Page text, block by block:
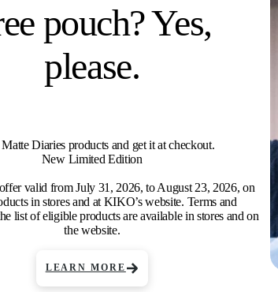
pouch? Yes,
please.
Diaries products and get it at checkout.
New Limited Edition
valid from July 31, 2026, to August 23, 2026, on
in stores and at KIKO’s website. Terms and
list of eligible products are available in stores and on
the website.
LEARN MORE